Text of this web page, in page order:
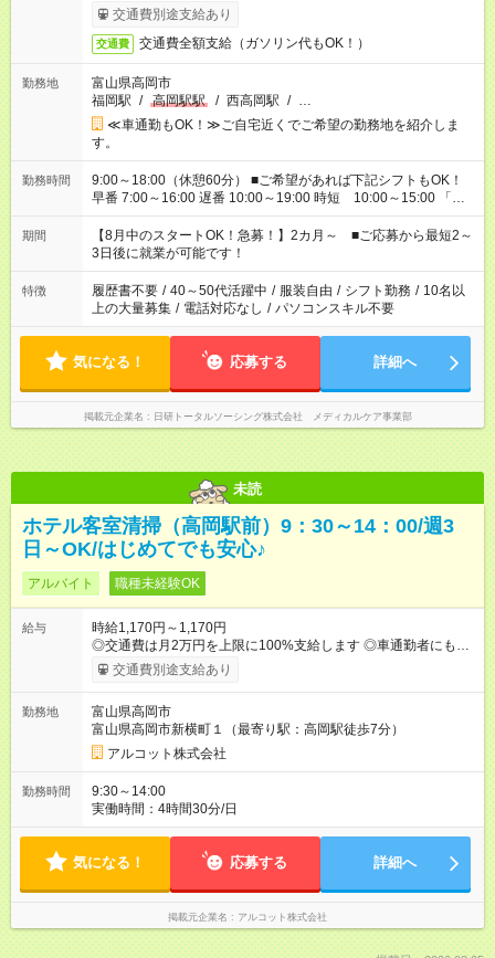
交通費別途支給あり
交通費 交通費全額支給（ガソリン代もOK！）
勤務地
富山県高岡市
福岡駅 / 高岡駅駅 / 西高岡駅 / …
≪車通勤もOK！≫ご自宅近くでご希望の勤務地を紹介しま
す。
勤務時間
9:00～18:00（休憩60分） ■ご希望があれば下記シフトもOK！
早番 7:00～16:00 遅番 10:00～19:00 時短 10:00～15:00 「家
族と休みを合わせたい」 「余裕を持って夕飯の準備がしたい」
「できれば残業はしたくない」 など、ご希望を教えてください
ね。 ※Wワーク希望の方へ 今ご覧のお仕事で希望する勤務時間
と、もう1つのお仕事の勤務時間。 合計で週40時間を超える場
合は応募できません。
期間
【8月中のスタートOK！急募！】2カ月～ ■ご応募から最短2～
3日後に就業が可能です！
特徴 履歴書不要 / 40～50代活躍中 / 服装自由 / シフト勤務 / 10名以
上の大量募集 / 電話対応なし / パソコンスキル不要
気になる！ 応募する 詳細へ
掲載元企業名 日研トータルソーシング株式会社 メディカルケア事業部
未読
ホテル客室清掃（高岡駅前）9：30～14：00/週3
日～OK/はじめてでも安心♪
アルバイト 職種未経験OK
給与
時給1,170円～1,170円
◎交通費は月2万円を上限に100%支給します ◎車通勤者にもガ
ソリン代相当を支給（片道2km以上） ◎研修期間中の時給変更
はありません（未経験者も表示時給でスタート） 【試用期間】
交通費別途支給あり
勤務地
富山県高岡市
富山県高岡市新横町１（最寄り駅：高岡駅徒歩7分）
アルコット株式会社
勤務時間
9:30～14:00
実働時間：4時間30分/日
気になる！ 応募する 詳細へ
掲載元企業名 アルコット株式会社